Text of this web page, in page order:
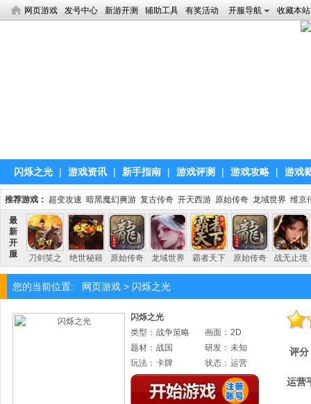
网页游戏 发号中心 新游开测 辅助工具 有奖活动 开服导航 收藏本站
闪烁之光 | 游戏资讯 | 新手指南 | 游戏评测 | 游戏攻略 | 游戏
推荐游戏： 超变攻速 暗黑魔幻爽游 复古传奇 开天西游 原始传奇 龙域世界 维京
您的当前位置: 网页游戏 > 闪烁之光
闪烁之光
类型： 战争策略 画面： 2D
题材： 战国 研发： 未知
玩法： 卡牌 状态： 运营
评分
运营